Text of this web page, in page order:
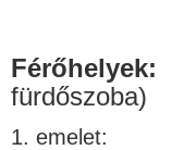
fürdőszoba)
1. emelet: